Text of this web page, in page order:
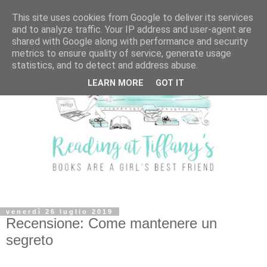
venerdì 26 luglio 2019
Recensione: Come mantenere un
segreto
This site uses cookies from Google to deliver its services
and to analyze traffic. Your IP address and user-agent are
shared with Google along with performance and security
metrics to ensure quality of service, generate usage
statistics, and to detect and address abuse.
LEARN MORE GOT IT